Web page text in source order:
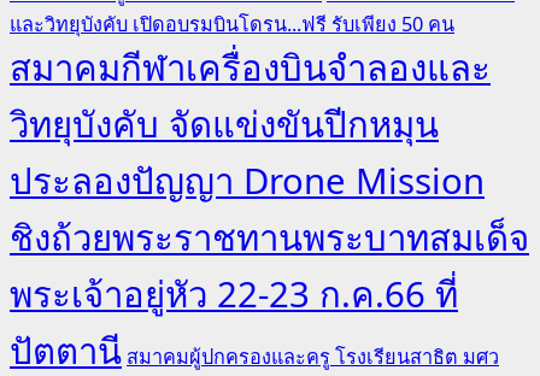
และวิทยุบังคับ เปิดอบรมบินโดรน...ฟรี รับเพียง 50 คน
สมาคมกีฬาเครื่องบินจำลองและ
วิทยุบังคับ จัดแข่งขันปีกหมุน
ประลองปัญญา Drone Mission
ชิงถ้วยพระราชทานพระบาทสมเด็จ
พระเจ้าอยู่หัว 22-23 ก.ค.66 ที่
ปัตตานี สมาคมผู้ปกครองและครู โรงเรียนสาธิต มศว